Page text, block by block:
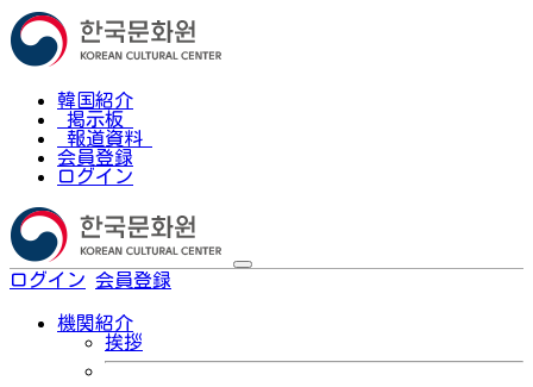
韓国紹介
掲示板
報道資料
会員登録
ログイン
ログイン 会員登録
機関紹介
挨拶